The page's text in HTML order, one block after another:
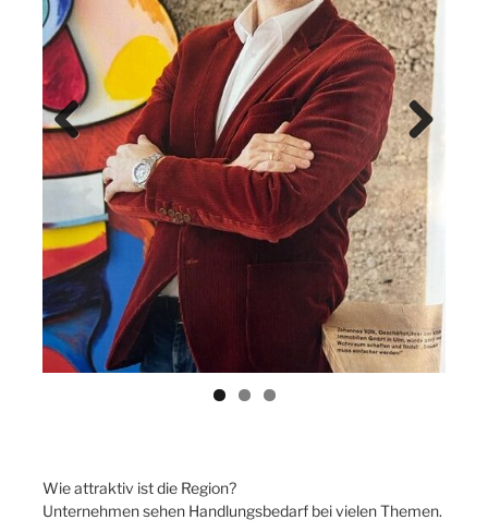
Previ
ous
Next
Wie attraktiv ist die Region?
Unternehmen sehen Handlungsbedarf bei vielen Themen.